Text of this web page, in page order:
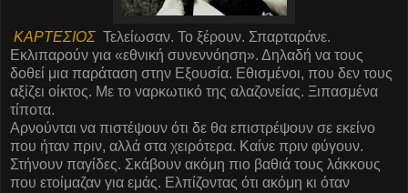
ΚΑΡΤΕΣΙΟΣ Τελείωσαν. Το ξέρουν. Σπαρταράνε.
Εκλιπαρούν για «εθνική συνεννόηση». Δηλαδή να τους
δοθεί μια παράταση στην Εξουσία. Εθισμένοι, που δεν τους
αξίζει οίκτος. Με το ναρκωτικό της αλαζονείας. Ξιπασμένα
τίποτα.
Αρνούνται να πιστέψουν ότι δε θα επιστρέψουν σε εκείνο
που ήταν πριν, αλλά στα χειρότερα. Καίνε πριν φύγουν.
Στήνουν παγίδες. Σκάβουν ακόμη πιο βαθιά τους λάκκους
που ετοίμαζαν για εμάς. Ελπίζοντας ότι ακόμη κι όταν